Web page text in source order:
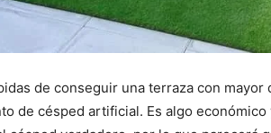
de conseguir una terraza con
de césped artificial. Es algo